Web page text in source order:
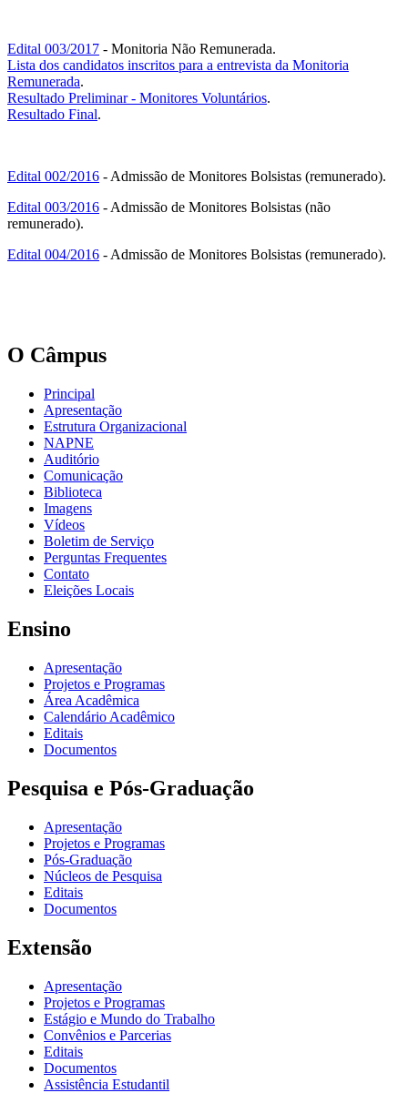
Edital 003/2017 - Monitoria Não Remunerada.
Lista dos candidatos inscritos para a entrevista da Monitoria
Remunerada.
Resultado Preliminar - Monitores Voluntários.
Resultado Final.
Edital 002/2016 - Admissão de Monitores Bolsistas (remunerado).
Edital 003/2016 - Admissão de Monitores Bolsistas (não
remunerado).
Edital 004/2016 - Admissão de Monitores Bolsistas (remunerado).
O Câmpus
Principal
Apresentação
Estrutura Organizacional
NAPNE
Auditório
Comunicação
Biblioteca
Imagens
Vídeos
Boletim de Serviço
Perguntas Frequentes
Contato
Eleições Locais
Ensino
Apresentação
Projetos e Programas
Área Acadêmica
Calendário Acadêmico
Editais
Documentos
Pesquisa e Pós-Graduação
Apresentação
Projetos e Programas
Pós-Graduação
Núcleos de Pesquisa
Editais
Documentos
Extensão
Apresentação
Projetos e Programas
Estágio e Mundo do Trabalho
Convênios e Parcerias
Editais
Documentos
Assistência Estudantil